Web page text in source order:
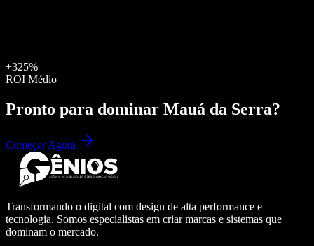
+325%
ROI Médio
Pronto para dominar Mauá da Serra?
Começar Agora
Transformando o digital com design de alta performance e
tecnologia. Somos especialistas em criar marcas e sistemas que
dominam o mercado.